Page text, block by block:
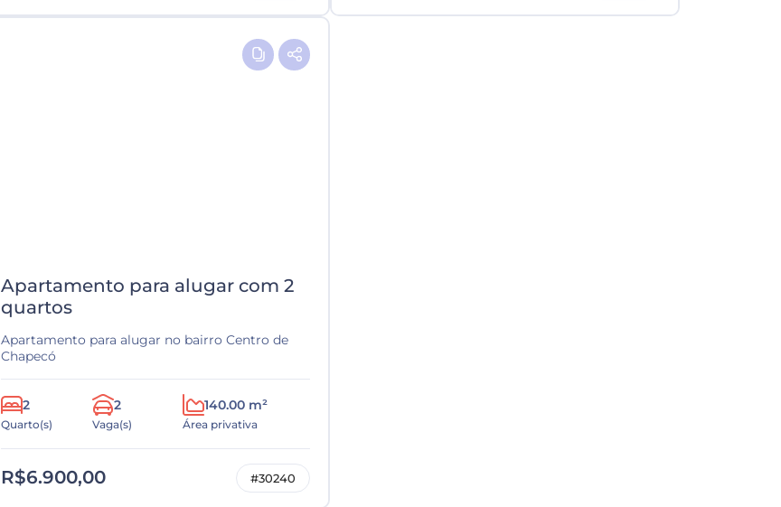
Apartamento para alugar com 2
quartos
Apartamento para alugar no bairro Centro de
Chapecó
2
Quarto(s)
2
Vaga(s)
140.00 m²
Área privativa
R$6.900,00 #30240